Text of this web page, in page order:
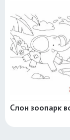
Слон зоопарк